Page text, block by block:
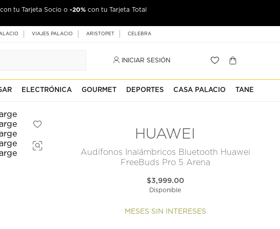
con tu Tarjeta Socio o -20% con tu Tarjeta Total
VIAJES PALACIO ARISTOPET CELEBRA
INICIAR SESIÓN
ELECTRÓNICA GOURMET DEPORTES CASA PALACIO TANE
HUAWEI
Audífonos Inalámbricos Bluetooth Huawei
FreeBuds Pro 5 Arena
$3,999.00
Disponible
MESES SIN INTERESES